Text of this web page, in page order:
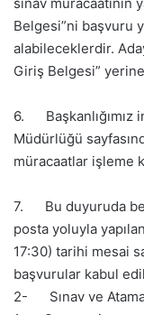
Belgesi”ni başvuru
alabileceklerdir.
Giriş Belgesi”
6. Başkanlığımız
Müdürlüğü
müracaatlar işleme
7. Bu duyuruda
posta yoluyla
17:30) tarihi mesai
başvurular kabul
2- Sınav ve